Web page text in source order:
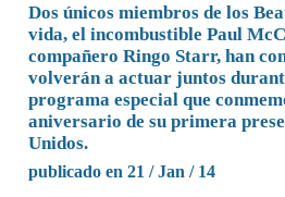
Dos únicos miembros de los
vida, el incombustible Paul
compañero Ringo Starr, han
volverán a actuar juntos
programa especial que
aniversario de su primera
Unidos.
publicado en 21 / Jan / 14